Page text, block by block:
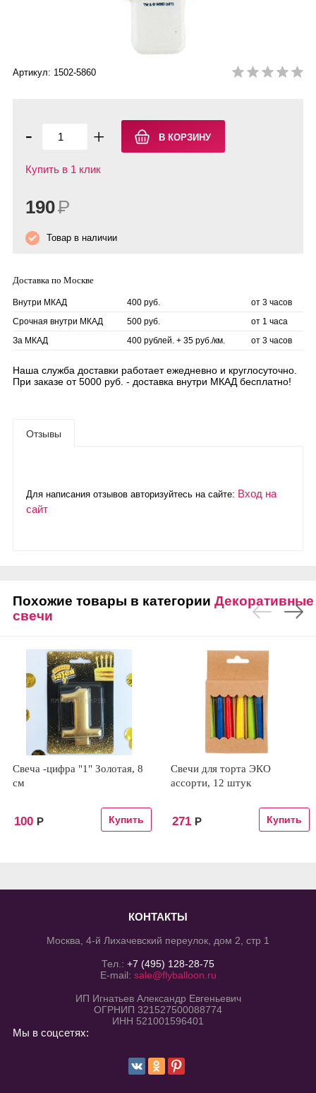
Артикул: 1502-5860
- +
Купить в 1 клик
190Р
Товар в наличии
Доставка по Москве
Внутри МКАД 400 руб.
от 3 часов
Срочная внутри МКАД
500 руб.
от 1 часа
За МКАД
400 рублей. + 35 руб./км. от 3 часов
Наша служба доставки работает ежедневно и круглосуточно.
При заказе от 5000 руб. - доставка внутри МКАД бесплатно!
Отзывы
Для написания отзывов авторизуйтесь на сайте: Вход на
сайт
Похожие товары в категории Декоративные
свечи
Свеча -цифра "1" Золотая, 8
см
100 Р
Свечи для торта ЭКО
ассорти, 12 штук
271 Р
КОНТАКТЫ
Москва, 4-й Лихачевский переулок, дом 2, стр 1
Тел.: +7 (495) 128-28-75
E-mail: sale@flyballoon.ru
ИП Игнатьев Александр Евгеньевич
ОГРНИП 321527500088774
ИНН 521001596401
Мы в соцсетях: